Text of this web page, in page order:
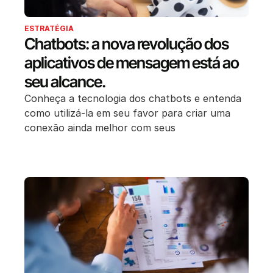
ESTRATÉGIA
Chatbots: a nova revolução dos
aplicativos de mensagem está ao
seu alcance.
Conheça a tecnologia dos chatbots e entenda
como utilizá-la em seu favor para criar uma
conexão ainda melhor com seus